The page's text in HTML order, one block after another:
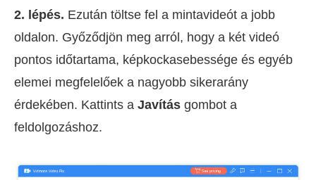
2. lépés. Ezután töltse fel a mintavideót a jobb
oldalon. Győződjön meg arról, hogy a két videó
pontos időtartama, képkockasebessége és egyéb
elemei megfelelőek a nagyobb sikerarány
érdekében. Kattints a Javítás gombot a
feldolgozáshoz.